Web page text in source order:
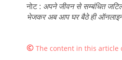
नोट : अपने जीवन से सम्बंधित
भेजकर अब आप घर बैठे ही
© The content in this article